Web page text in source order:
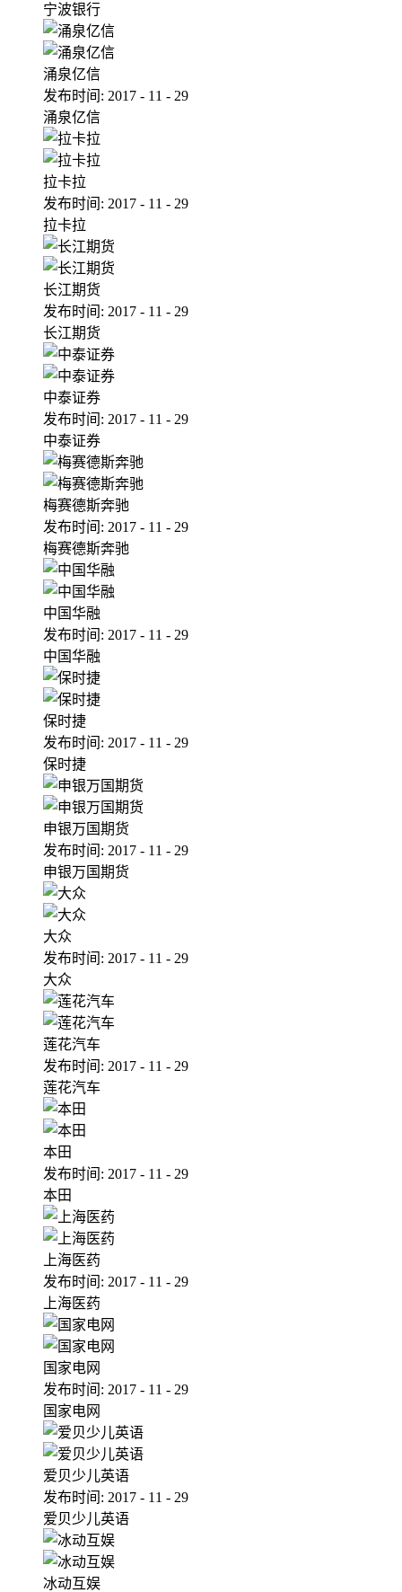
宁波银行
涌泉亿信
发布时间: 2017 - 11 - 29
涌泉亿信
拉卡拉
发布时间: 2017 - 11 - 29
拉卡拉
长江期货
发布时间: 2017 - 11 - 29
长江期货
中泰证券
发布时间: 2017 - 11 - 29
中泰证券
梅赛德斯奔驰
发布时间: 2017 - 11 - 29
梅赛德斯奔驰
中国华融
发布时间: 2017 - 11 - 29
中国华融
保时捷
发布时间: 2017 - 11 - 29
保时捷
申银万国期货
发布时间: 2017 - 11 - 29
申银万国期货
大众
发布时间: 2017 - 11 - 29
大众
莲花汽车
发布时间: 2017 - 11 - 29
莲花汽车
本田
发布时间: 2017 - 11 - 29
本田
上海医药
发布时间: 2017 - 11 - 29
上海医药
国家电网
发布时间: 2017 - 11 - 29
国家电网
爱贝少儿英语
发布时间: 2017 - 11 - 29
爱贝少儿英语
冰动互娱